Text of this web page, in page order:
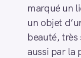
marqué un
un objet
beauté, très
aussi par la